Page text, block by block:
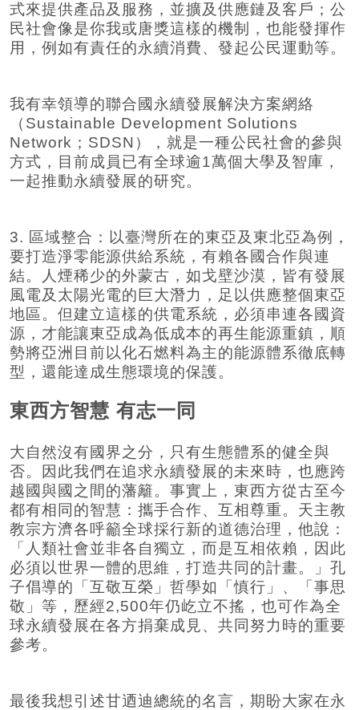
式來提供產品及服務，並擴及供應鏈及客戶；公
民社會像是你我或唐獎這樣的機制，也能發揮作
用，例如有責任的永續消費、發起公民運動等。
我有幸領導的聯合國永續發展解決方案網絡
（Sustainable Development Solutions
Network；SDSN），就是一種公民社會的參與
方式，目前成員已有全球逾1萬個大學及智庫，
一起推動永續發展的研究。
3. 區域整合：以臺灣所在的東亞及東北亞為例，
要打造淨零能源供給系統，有賴各國合作與連
結。人煙稀少的外蒙古，如戈壁沙漠，皆有發展
風電及太陽光電的巨大潛力，足以供應整個東亞
地區。但建立這樣的供電系統，必須串連各國資
源，才能讓東亞成為低成本的再生能源重鎮，順
勢將亞洲目前以化石燃料為主的能源體系徹底轉
型，還能達成生態環境的保護。
東西方智慧 有志一同
大自然沒有國界之分，只有生態體系的健全與
否。因此我們在追求永續發展的未來時，也應跨
越國與國之間的藩籬。事實上，東西方從古至今
都有相同的智慧：攜手合作、互相尊重。天主教
教宗方濟各呼籲全球採行新的道德治理，他說：
「人類社會並非各自獨立，而是互相依賴，因此
必須以世界一體的思維，打造共同的計畫。」孔
子倡導的「互敬互榮」哲學如「慎行」、「事思
敬」等，歷經2,500年仍屹立不搖，也可作為全
球永續發展在各方捐棄成見、共同努力時的重要
參考。
最後我想引述甘迺迪總統的名言，期盼大家在永